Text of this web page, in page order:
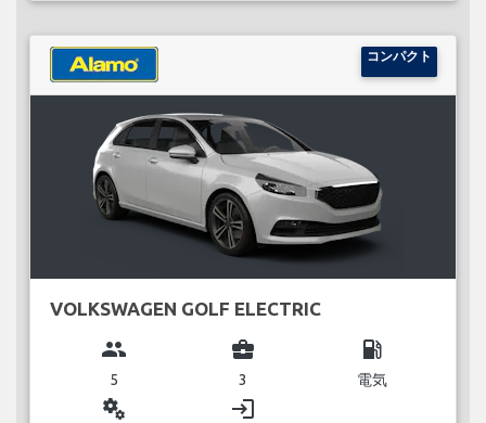
コンパクト
VOLKSWAGEN GOLF ELECTRIC
group
5
business_center
3
local_gas_station
電気
miscellaneous_services login